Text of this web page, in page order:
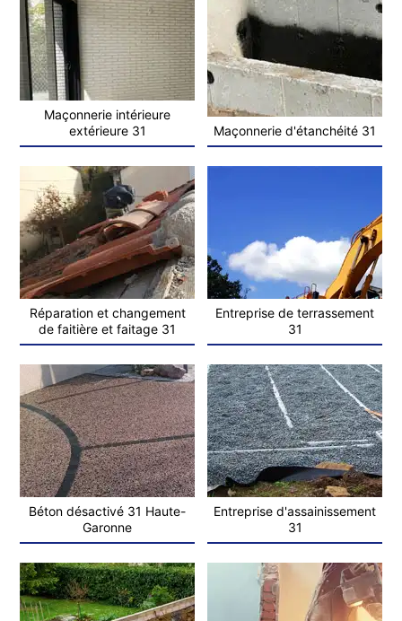
Maçonnerie intérieure
extérieure 31
Maçonnerie d'étanchéité 31
Réparation et changement
de faitière et faitage 31
Entreprise de terrassement
31
Béton désactivé 31 Haute-
Garonne
Entreprise d'assainissement
31